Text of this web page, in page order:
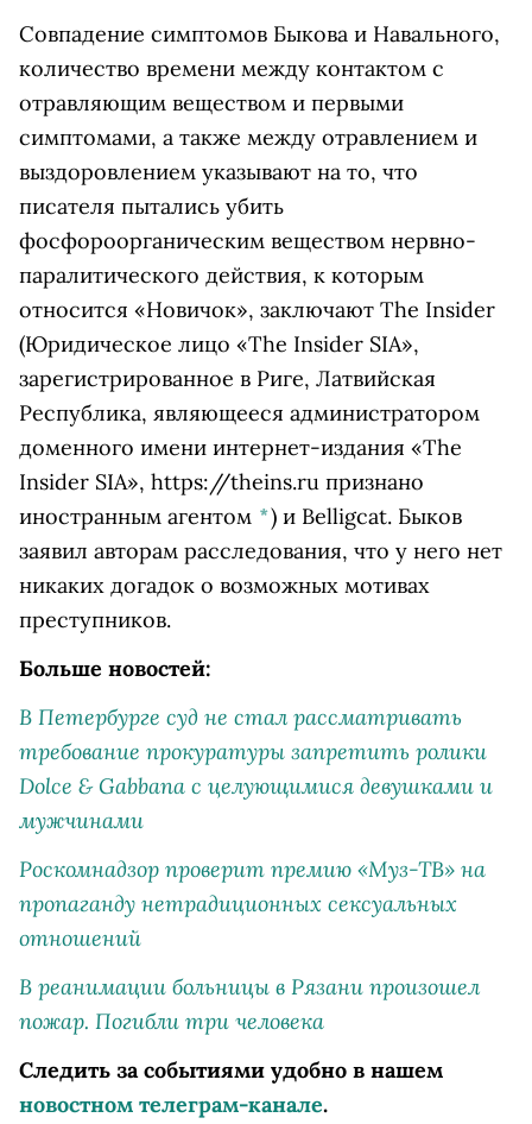
Совпадение симптомов Быкова и Навального,
количество времени между контактом с
отравляющим веществом и первыми
симптомами, а также между отравлением и
выздоровлением указывают на то, что
писателя пытались убить
фосфороорганическим веществом нервно-
паралитического действия, к которым
относится «Новичок», заключают The Insider
(Юридическое лицо «The Insider SIA»,
зарегистрированное в Риге, Латвийская
Республика, являющееся администратором
доменного имени интернет-издания «The
Insider SIA», https://theins.ru признано
иностранным агентом *) и Belligcat. Быков
заявил авторам расследования, что у него нет
никаких догадок о возможных мотивах
преступников.
Больше новостей:
В Петербурге суд не стал рассматривать
требование прокуратуры запретить ролики
Dolce & Gabbana с целующимися девушками и
мужчинами
Роскомнадзор проверит премию «Муз-ТВ» на
пропаганду нетрадиционных сексуальных
отношений
В реанимации больницы в Рязани произошел
пожар. Погибли три человека
Следить за событиями удобно в нашем
новостном телеграм-канале.